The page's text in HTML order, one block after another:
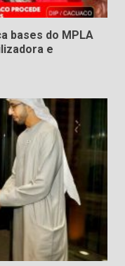
bases do MPLA
e